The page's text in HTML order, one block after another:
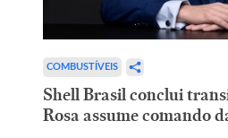
COMBUSTÍVEIS
Shell Brasil conclui
Rosa assume comando